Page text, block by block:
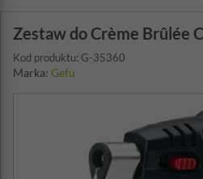
Zestaw do Crème Brûlée
Kod produktu: G-35360
Marka: Gefu